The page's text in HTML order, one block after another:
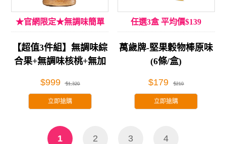
★官網限定★無調味簡單
吃!
【超值3件組】無調味綜
合果+無調味核桃+無加
$999 $1,320
立即搶購
任選3盒 平均價$139
萬歲牌-堅果穀物棒原味
(6條/盒)
$179 $210
立即搶購
1 2 3 4